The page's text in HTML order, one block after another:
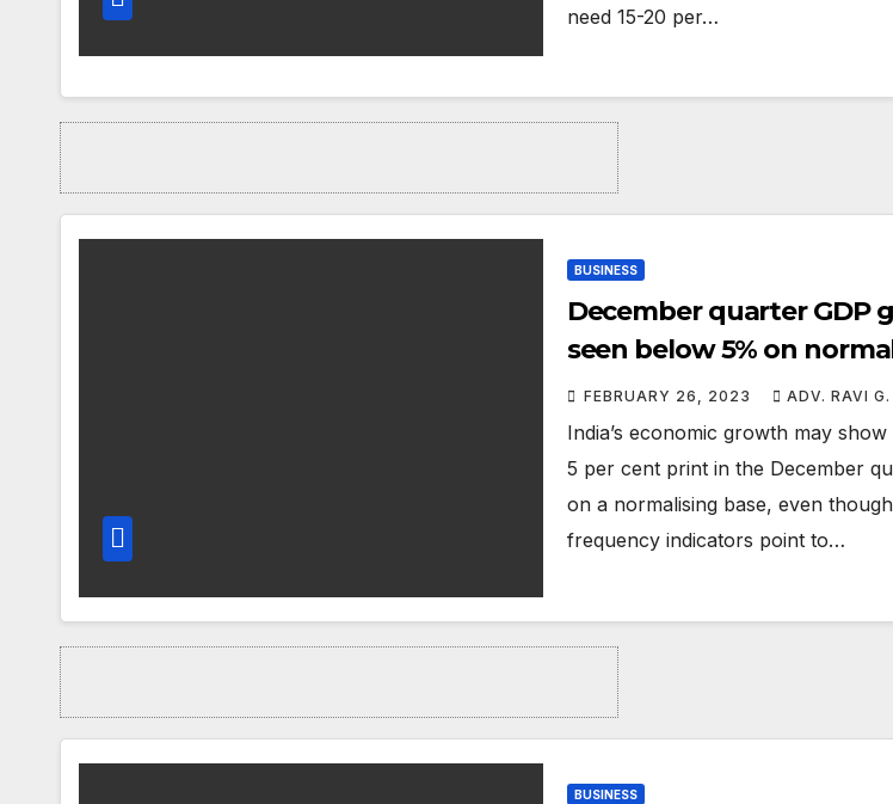
need 15-20 per…
BUSINESS
December quarter GDP
seen below 5% on
basis
FEBRUARY 26, 2023 ADV. RAVI
India’s economic growth may
5 per cent print in the December
on a normalising base, even
frequency indicators point to…
BUSINESS